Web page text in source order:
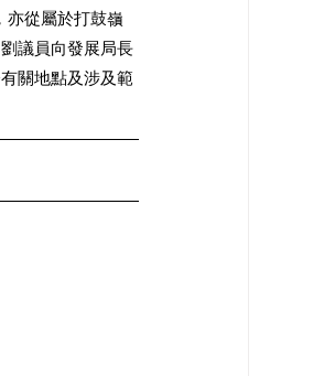
亦從屬於打鼓嶺
議員向發展局長
關地點及涉及範